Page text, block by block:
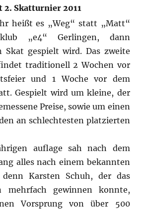
2. Skatturnier 2011
heißt es „Weg“ statt „Matt“
„e4“ Gerlingen, dann
Skat gespielt wird. Das zweite
traditionell 2 Wochen vor
und 1 Woche vor dem
Gespielt wird um kleine, der
Preise, sowie um einen
an schlechtesten platzierten
auflage sah nach dem
alles nach einem bekannten
denn Karsten Schuh, der das
mehrfach gewinnen konnte,
Vorsprung von über 500